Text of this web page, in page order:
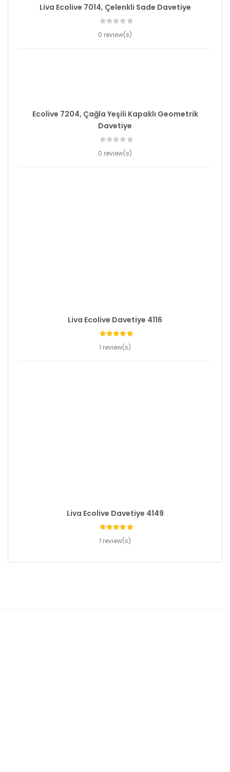
Liva Ecolive 7014, Çelenkli Sade Davetiye
0 review(s)
Ecolive 7204, Çağla Yeşili Kapaklı Geometrik
Davetiye
0 review(s)
Liva Ecolive Davetiye 4116
1 review(s)
Liva Ecolive Davetiye 4149
1 review(s)